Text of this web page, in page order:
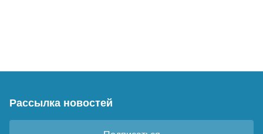
Рассылка новостей